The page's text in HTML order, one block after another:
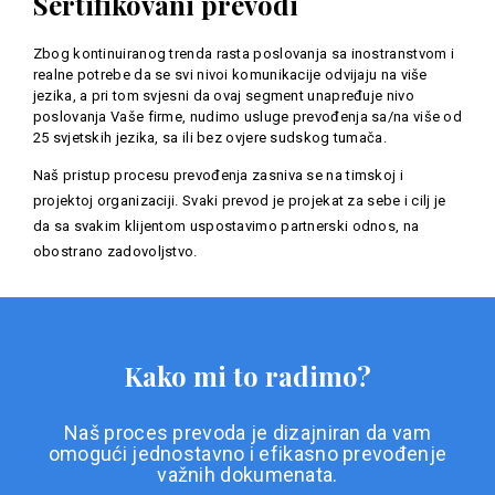
Zbog kontinuiranog trenda rasta poslovanja sa inostranstvom i
realne potrebe da se svi nivoi komunikacije odvijaju na više
jezika, a pri tom svjesni da ovaj segment unapređuje nivo
poslovanja Vaše firme, nudimo usluge prevođenja sa/na više od
25 svjetskih jezika, sa ili bez ovjere sudskog tumača.
Naš pristup procesu prevođenja zasniva se na timskoj i
projektoj organizaciji. Svaki prevod je projekat za sebe i cilj je
da sa svakim klijentom uspostavimo partnerski odnos, na
obostrano zadovoljstvo.
Kako mi to radimo?
Naš proces prevoda je dizajniran da vam
omogući jednostavno i efikasno prevođenje
važnih dokumenata.